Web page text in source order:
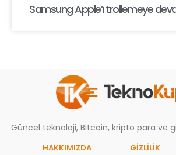
Samsung Apple’ı trollemeye
Güncel teknoloji, Bitcoin, kripto para ve
HAKKIMIZDA GIZLILIK